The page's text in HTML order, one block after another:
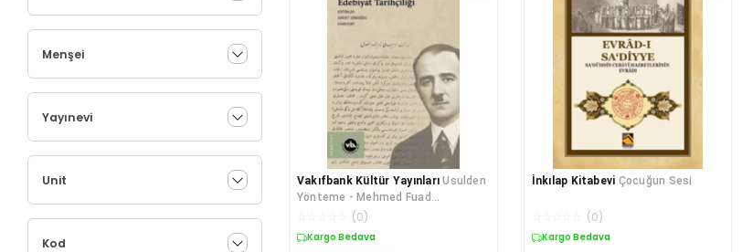
Menşei
Yayınevi
Unit
Kod
Vakıfbank Kültür Yayınları Usulden
Yönteme - Mehmed Fuad
Köprülü'nün Edebiyat Tarihçiliği
(0)
Kargo Bedava
İnkılap Kitabevi Çocuğun Sesi
(0)
Kargo Bedava